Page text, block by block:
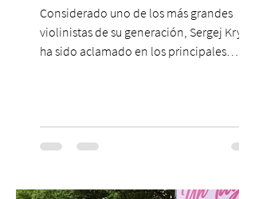
Considerado uno de los más grandes
violinistas de su generación, Sergej Krylov
ha sido aclamado en los principales
escenario del Teatro CA660 para
protagonizar una velada extraordinaria